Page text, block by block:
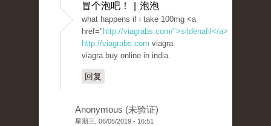
冒个泡吧！ | 泡泡
what happens if i take 100mg <a
href=" http://viagrabs.com/">sildenafil</a>
http://viagrabs.com viagra.
viagra buy online in india.
回复
Anonymous (未验证)
星期三, 06/05/2019 - 16:51